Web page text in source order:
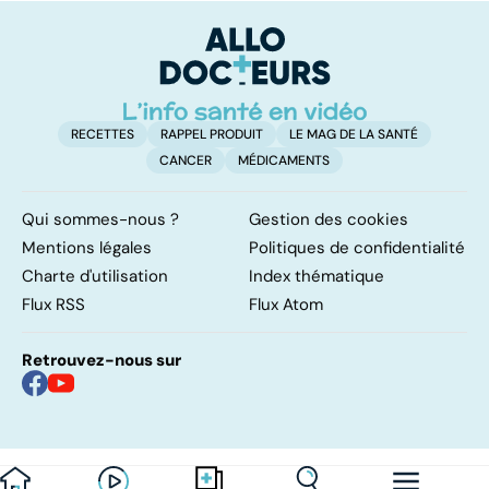
mal
RECETTES RAPPEL PRODUIT
LE MAG DE LA SANTÉ
CANCER
MÉDICAMENTS
Qui sommes-nous ?
Gestion des cookies
Mentions légales
Politiques de confidentialité
Charte d'utilisation
Index thématique
Flux RSS
Flux Atom
Retrouvez-nous sur